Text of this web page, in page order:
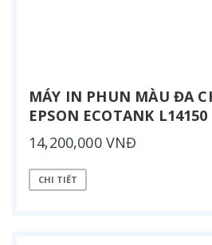
MÁY IN PHUN MÀU ĐA
EPSON ECOTANK L14150
14,200,000 VNĐ
CHI TIẾT